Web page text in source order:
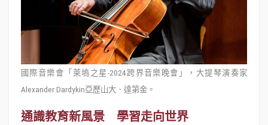
國際音樂會「萊塢之星-2024跨界音樂晚會」，大提琴演奏家
Alexander Dardykin亞歷山大．達第金。
通識教育新風景 學習走向世界